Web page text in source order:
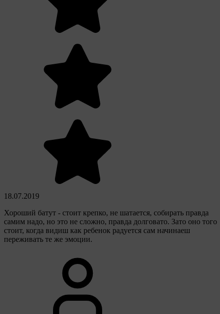
18.07.2019
Хороший батут - стоит крепко, не шатается, собирать правда
самим надо, но это не сложно, правда долговато. Зато оно того
стоит, когда видиш как ребенок радуется сам начинаеш
переживать те же эмоции.